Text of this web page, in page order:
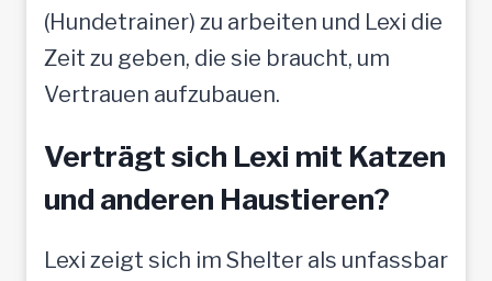
(Hundetrainer) zu arbeiten und Lexi die
Zeit zu geben, die sie braucht, um
Vertrauen aufzubauen.
Verträgt sich Lexi mit Katzen
und anderen Haustieren?
Lexi zeigt sich im Shelter als unfassbar